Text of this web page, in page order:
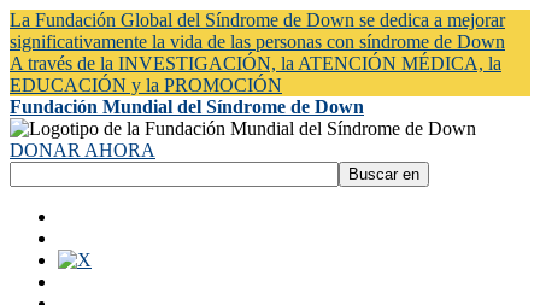
La Fundación Global del Síndrome de Down se dedica a mejorar
significativamente la vida de las personas con síndrome de Down
A través de la INVESTIGACIÓN, la ATENCIÓN MÉDICA, la
EDUCACIÓN y la PROMOCIÓN
Fundación Mundial del Síndrome de Down
DONAR AHORA